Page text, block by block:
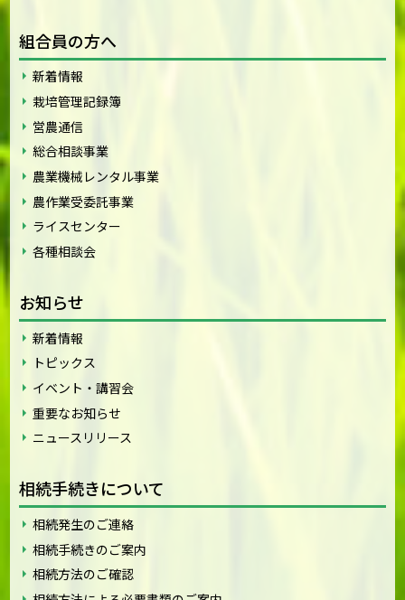
組合員の方へ
新着情報
栽培管理記録簿
営農通信
総合相談事業
農業機械レンタル事業
農作業受委託事業
ライスセンター
各種相談会
お知らせ
新着情報
トピックス
イベント・講習会
重要なお知らせ
ニュースリリース
相続手続きについて
相続発生のご連絡
相続手続きのご案内
相続方法のご確認